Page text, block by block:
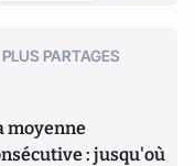
PLUS PARTAGES
moyenne
: jusqu'où